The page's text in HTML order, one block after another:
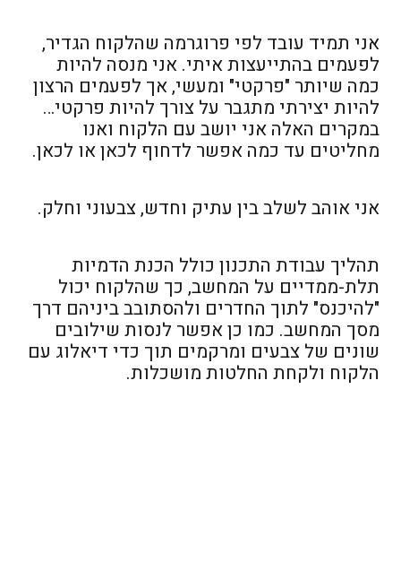
אני תמיד עובד לפי פרוגרמה שהלקוח הגדיר,
לפעמים בהתייעצות איתי. אני מנסה להיות
כמה שיותר "פרקטי" ומעשי, אך לפעמים הרצון
להיות יצירתי מתגבר על צורך להיות פרקטי…
במקרים האלה אני יושב עם הלקוח ואנו
מחליטים עד כמה אפשר לדחוף לכאן או לכאן.
אני אוהב לשלב בין עתיק וחדש, צבעוני וחלק.
תהליך עבודת התכנון כולל הכנת הדמיות
תלת-ממדיים על המחשב, כך שהלקוח יכול
"להיכנס" לתוך החדרים ולהסתובב ביניהם דרך
מסך המחשב. כמו כן אפשר לנסות שילובים
שונים של צבעים ומרקמים תוך כדי דיאלוג עם
הלקוח ולקחת החלטות מושכלות.